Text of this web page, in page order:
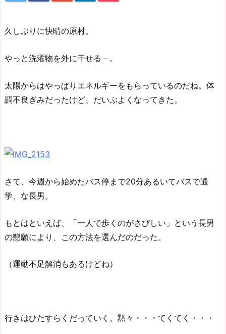
久しぶりに快晴の原村。
やっと洗濯物を外に干せる－。
太陽からはやっぱりエネルギーをもらっているのだね。体
調不良ぎみだったけど、だいぶよくなってきた。
さて、今週から始めたバス停まで20分あるいてバスで通
学、な長男。
もとはといえば、「一人で歩くのがさびしい」という長男
の懇願により、この方法を選んだのだった。
（運動不足解消もあるけどね）
行きはひたすらくだっていく。黙々・・・てくてく・・・